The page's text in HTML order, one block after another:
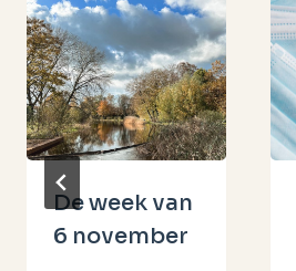
De week van
6 november